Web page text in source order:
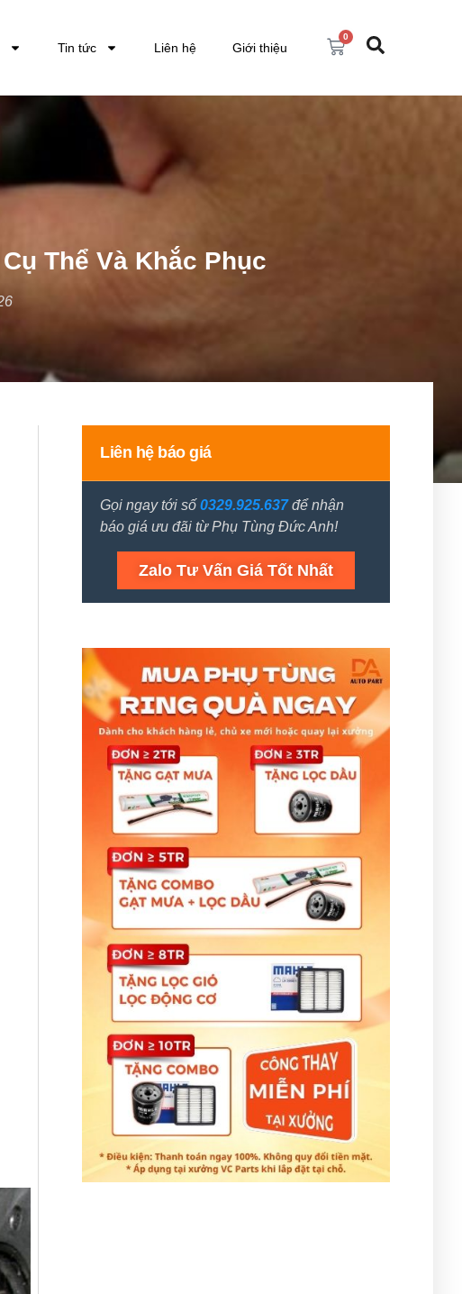
Tin tức Liên hệ Giới thiệu
0
Thể Và Khắc Phục
Liên hệ báo giá
Gọi ngay tới số0329.925.637để nhận
báo giá ưu đãi từ Phụ Tùng Đức Anh!
Zalo Tư Vấn Giá Tốt Nhất